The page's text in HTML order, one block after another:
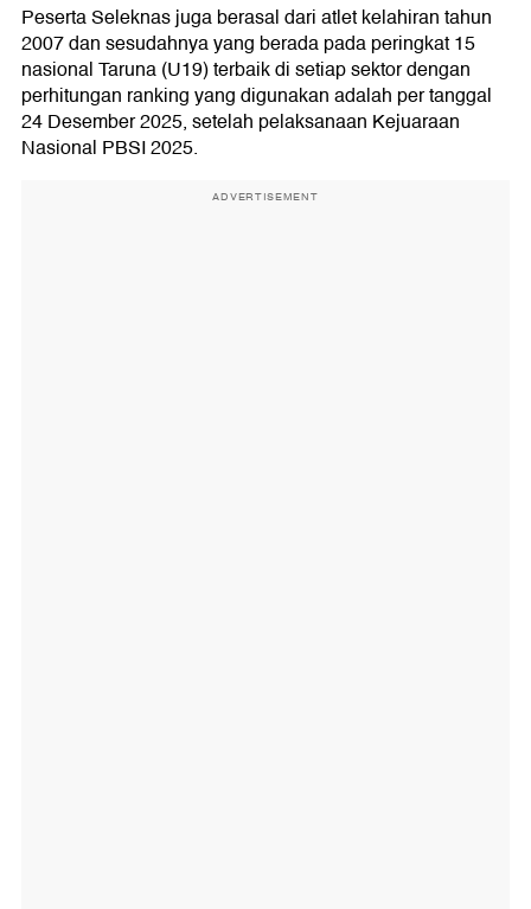
Peserta Seleknas juga berasal dari atlet kelahiran tahun
2007 dan sesudahnya yang berada pada peringkat 15
nasional Taruna (U19) terbaik di setiap sektor dengan
perhitungan ranking yang digunakan adalah per tanggal
24 Desember 2025, setelah pelaksanaan Kejuaraan
Nasional PBSI 2025.
ADVERTISEMENT